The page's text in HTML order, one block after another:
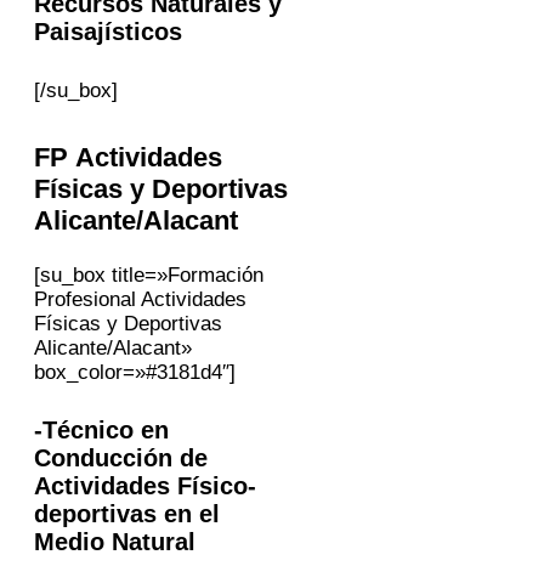
Paisajísticos
[/su_box]
FP Actividades
Físicas y Deportivas
Alicante/Alacant
[su_box title=»Formación
Profesional Actividades
Físicas y Deportivas
Alicante/Alacant»
box_color=»#3181d4″]
-Técnico en
Conducción de
Actividades Físico-
deportivas en el
Medio Natural